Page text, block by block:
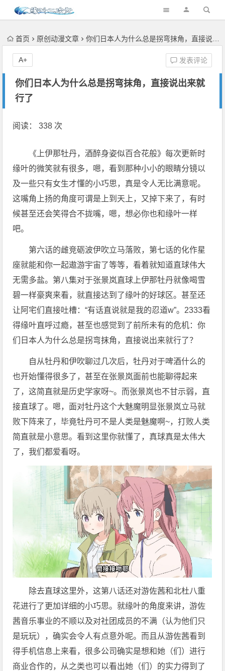
首页 原创动漫文章 你们日本人为什么总是拐弯抹角，直接说出来就行了
你们日本人为什么总是拐弯抹角，直接说出来就
行了
发表评论
A+
阅读： 338 次
《上伊那牡丹，酒醉身姿似百合花般》每次更新时
缘叶的微笑就有很多，嗯，看到那种小小的眼睛分镜以
及一些只有女生才懂的小巧思，真是令人无比满意呢。
这嘴角上扬的角度可谓是上到天上，又掉下来了，有时
候甚至还会笑得合不拢嘴，嗯，想必你也和缘叶一样
吧。
第六话的雌竞砺波伊吹立马落败，第七话的化作星
座就能和你一起遨游宇宙了等等，看着就知道直球伟大
无需多盐。第八集对于张景岚直球上伊那牡丹就像喝雪
碧一样豪爽来看，就直接达到了缘叶的好球区。甚至还
让阿宅们直接吐槽：“有话直说就是我的忍道w”。2333看
得缘叶直呼过瘾，甚至也感觉到了前所未有的危机：你
们日本人为什么总是拐弯抹角，直接说出来就行了？
自从牡丹和伊吹聊过几次后，牡丹对于啤酒什么的
也开始懂得很多了，甚至在张景岚面前也能聊得起来
了，这简直就是历史学家呀~。而张景岚也不甘示弱，直
接直球了。嗯，面对牡丹这个大魅魔明显张景岚立马就
败下阵来了，毕竟牡丹可不是人类是魅魔啊~，打败人类
简直就是小意思。看到这里你就懂了，真球真是太伟大
了，我们都爱看呀。
除去直球这里外，这第八话还对游佐茜和北杜八重
花进行了更加详细的小巧思。就缘叶的角度来讲，游佐
茜音乐事业的不顺以及对社团成员的不满（认为他们只
是玩玩），确实会令人有点意外呢。而且从游佐茜看到
得手机信息上来看，很多公司确实是想和她（们）进行
商业合作的，从之类也可以看出她（们）的实力得到了